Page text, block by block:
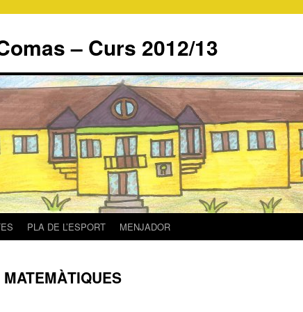
– Curs 2012/13
PLA DE L’ESPORT MENJADOR